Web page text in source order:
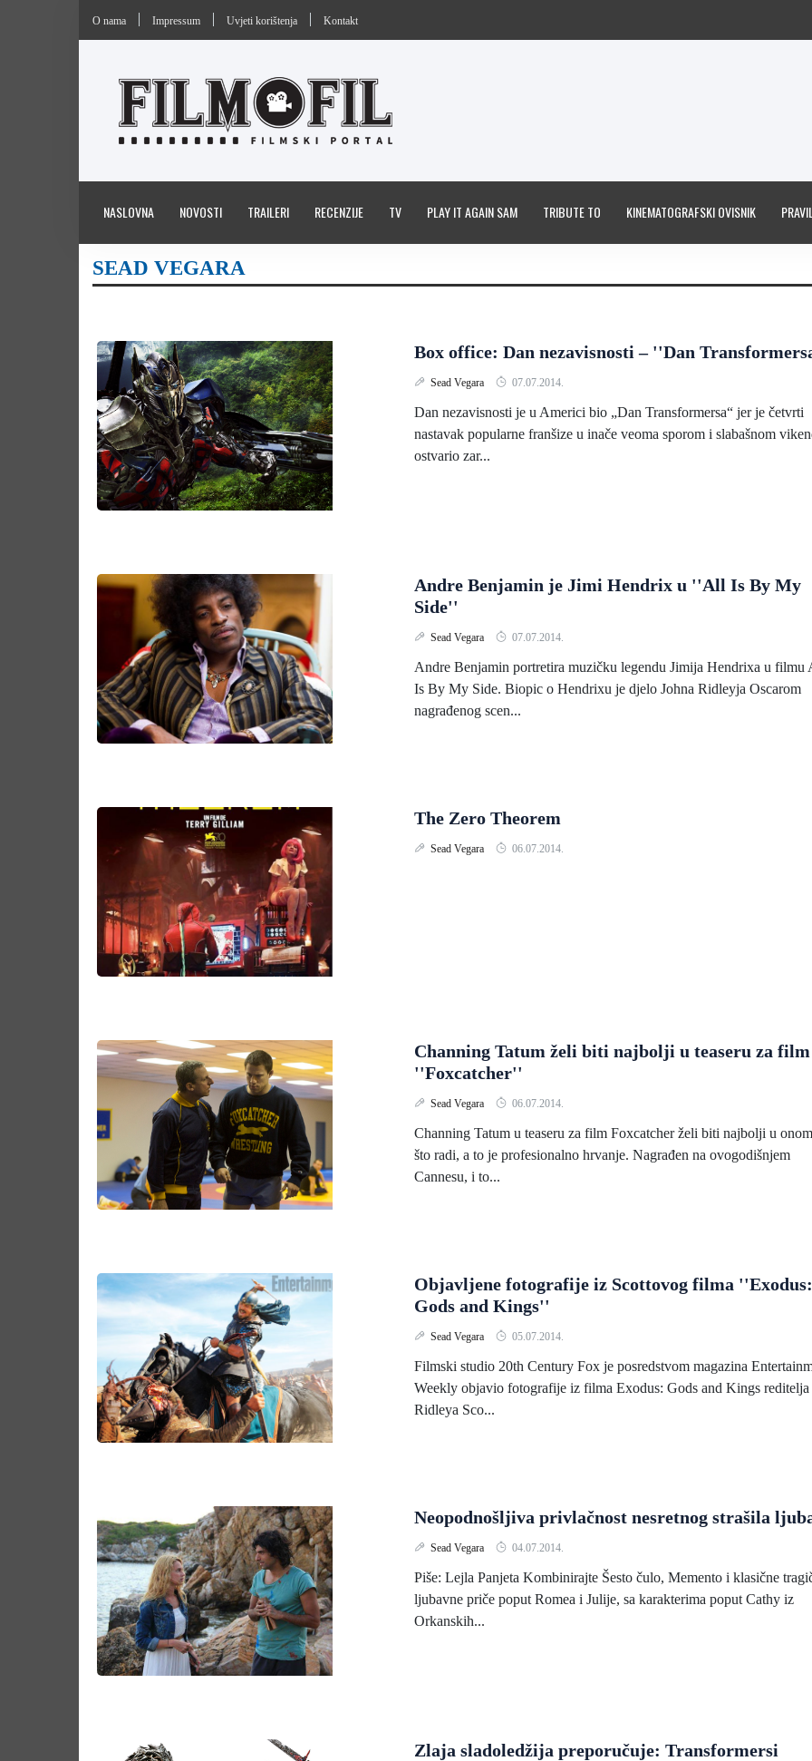
O nama Impressum Uvjeti korištenja Kontakt
NASLOVNA NOVOSTI TRAILERI RECENZIJE TV PLAY IT AGAIN SAM TRIBUTE TO KINEMATOGRAFSKI OVISNIK
SEAD VEGARA
Box office: Dan nezavisnosti – ''Dan
Sead Vegara 07.07.2014.
Dan nezavisnosti je u Americi bio „Dan Transformersa“ jer je četvrti
nastavak popularne franšize u inače veoma sporom i slabašnom
ostvario zar...
Andre Benjamin je Jimi Hendrix u ''All Is By My
Side''
Sead Vegara 07.07.2014.
Andre Benjamin portretira muzičku legendu Jimija Hendrixa u filmu
Is By My Side. Biopic o Hendrixu je djelo Johna Ridleyja Oscarom
nagrađenog scen...
The Zero Theorem
Sead Vegara 06.07.2014.
Channing Tatum želi biti najbolji u teaseru za film
''Foxcatcher''
Sead Vegara 06.07.2014.
Channing Tatum u teaseru za film Foxcatcher želi biti najbolji u
što radi, a to je profesionalno hrvanje. Nagrađen na ovogodišnjem
Cannesu, i to...
Objavljene fotografije iz Scottovog filma ''Exodus:
Gods and Kings''
Sead Vegara 05.07.2014.
Filmski studio 20th Century Fox je posredstvom magazina
Weekly objavio fotografije iz filma Exodus: Gods and Kings reditelja
Ridleya Sco...
Neopodnošljiva privlačnost nesretnog strašila
Sead Vegara 04.07.2014.
Piše: Lejla Panjeta Kombinirajte Šesto čulo, Memento i klasične
ljubavne priče poput Romea i Julije, sa karakterima poput Cathy iz
Orkanskih...
Zlaja sladoledžija preporučuje: Transformersi